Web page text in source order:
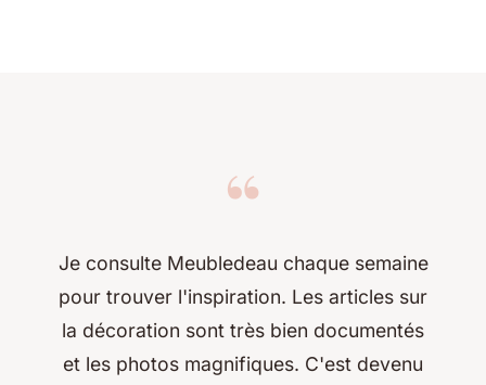
“
Je consulte Meubledeau chaque semaine
pour trouver l'inspiration. Les articles sur
la décoration sont très bien documentés
et les photos magnifiques. C'est devenu